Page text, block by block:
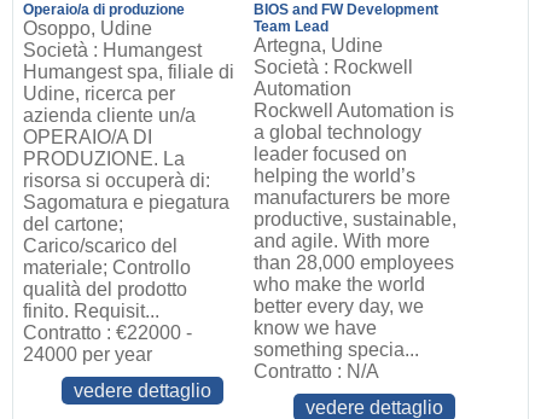
Operaio/a di produzione
Osoppo, Udine
Società : Humangest
Humangest spa, filiale di
Udine, ricerca per
azienda cliente un/a
OPERAIO/A DI
PRODUZIONE. La
risorsa si occuperà di:
Sagomatura e piegatura
del cartone;
Carico/scarico del
materiale; Controllo
qualità del prodotto
finito. Requisit...
Contratto : €22000 -
24000 per year
vedere dettaglio
BIOS and FW Development
Team Lead
Artegna, Udine
Società : Rockwell
Automation
Rockwell Automation is
a global technology
leader focused on
helping the world’s
manufacturers be more
productive, sustainable,
and agile. With more
than 28,000 employees
who make the world
better every day, we
know we have
something specia...
Contratto : N/A
vedere dettaglio